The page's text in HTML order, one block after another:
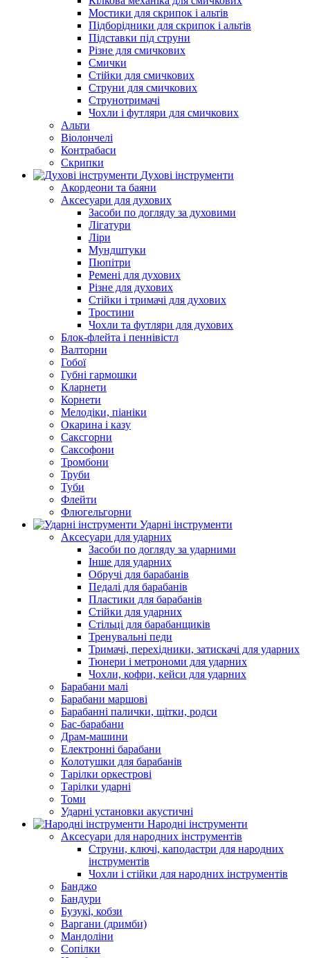
Мостики для скрипок і альтів
Підборiдники для скрипок і альтів
Підставки під струни
Різне для смичкових
Смички
Стійки для смичкових
Струни для смичкових
Струнотримачі
Чохли і футляри для смичкових
Альти
Віолончелі
Контрабаси
Скрипки
Духові інструменти
Акордеони та баяни
Аксесуари для духових
Засоби по догляду за духовими
Лігатури
Ліри
Мундштуки
Пюпітри
Ремені для духових
Різне для духових
Стійки і тримачі для духових
Тростини
Чохли та футляри для духових
Блок-флейта і пеннівістл
Валторни
Гобої
Губні гармошки
Кларнети
Корнети
Мелодіки, піаніки
Окарина і казу
Саксгорни
Саксофони
Тромбони
Труби
Туби
Флейти
Флюгельгорни
Ударні інструменти
Аксесуари для ударних
Засоби по догляду за ударними
Інше для ударних
Обручі для барабанів
Педалі для барабанів
Пластики для барабанів
Стійки для ударних
Стільці для барабанщиків
Тренувальні педи
Тримачі, перехідники, затискачі для ударних
Тюнери і метрономи для ударних
Чохли, кофри, кейси для ударних
Барабани малі
Барабани маршові
Барабанні палички, щітки, родси
Бас-барабани
Драм-машини
Електронні барабани
Колотушки для барабанів
Тарілки оркестрові
Тарілки ударні
Томи
Ударні установки акустичні
Народні інструменти
Аксесуари для народних інструментів
Струни, ключі, каподастри для народних
інструментів
Чохли і стійки для народних інструментів
Банджо
Бандури
Бузукі, кобзи
Варгани (дримби)
Мандоліни
Сопілки